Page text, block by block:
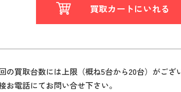
買取カートにいれる
の買取台数には上限（概ね5台から20台）がご
お電話にてお問い合せ下さい。